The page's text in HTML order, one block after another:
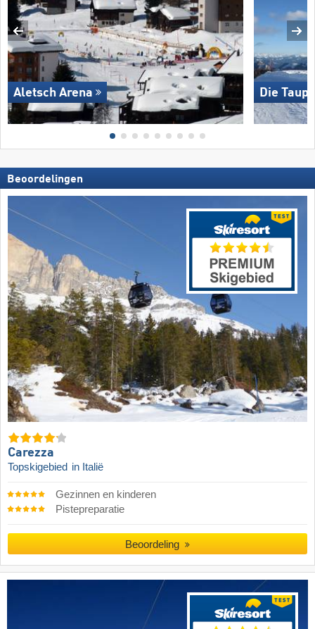
Aletsch Arena Die
Beoordelingen
Carezza
Topskigebied in Italië
Gezinnen en kinderen
Pistepreparatie
Beoordeling